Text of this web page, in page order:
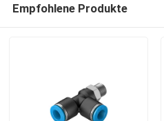
Empfohlene Produkte